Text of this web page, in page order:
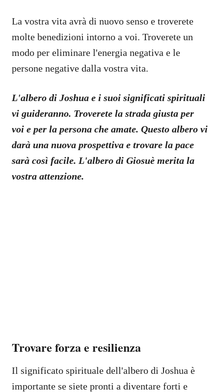
La vostra vita avrà di nuovo senso e troverete
molte benedizioni intorno a voi. Troverete un
modo per eliminare l'energia negativa e le
persone negative dalla vostra vita.
L'albero di Joshua e i suoi significati spirituali
vi guideranno. Troverete la strada giusta per
voi e per la persona che amate. Questo albero vi
darà una nuova prospettiva e trovare la pace
sarà così facile. L'albero di Giosuè merita la
vostra attenzione.
Trovare forza e resilienza
Il significato spirituale dell'albero di Joshua è
importante se siete pronti a diventare forti e